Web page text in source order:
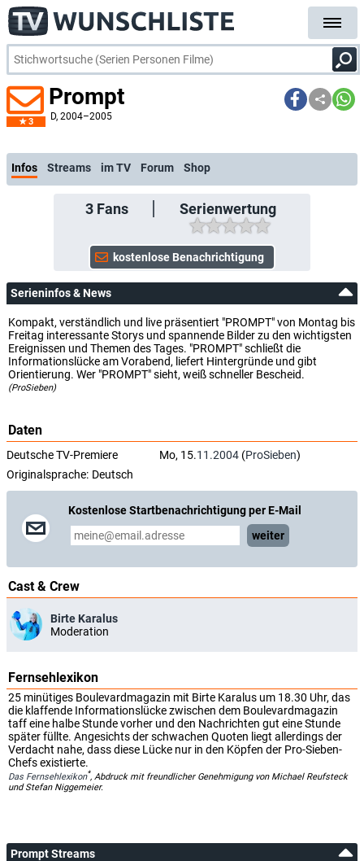
3
Prompt
D, 2004–2005
k
Infos Streams im TV Forum Shop
3Fans Serienwertung
Serieninfos & News
Kompakt, verständlich und live präsentiert "PROMPT" von Montag bis
Freitag interessante Storys und spannende Bilder zu den wichtigsten
Ereignissen und Themen des Tages. "PROMPT" schließt die
Informationslücke am Vorabend, liefert Hintergründe und gibt
Orientierung. Wer "PROMPT" sieht, weiß schneller Bescheid.
(ProSieben)
Daten
Deutsche TV-Premiere Mo, 15.11.2004 (ProSieben)
Originalsprache: Deutsch
Kostenlose Startbenachrichtigung per E-Mail
weiter
Cast & Crew
Birte Karalus
Moderation
Fernsehlexikon
25 minütiges Boulevardmagazin mit Birte Karalus um 18.30 Uhr, das
die klaffende Informationslücke zwischen dem Boulevardmagazin
taff eine halbe Stunde vorher und den Nachrichten gut eine Stunde
später füllte. Angesichts der schwachen Quoten liegt allerdings der
Verdacht nahe, dass diese Lücke nur in den Köpfen der Pro-Sieben-
Chefs existierte.
Das Fernsehlexikon*, Abdruck mit freundlicher Genehmigung von Michael Reufsteck
und Stefan Niggemeier.
Prompt Streams